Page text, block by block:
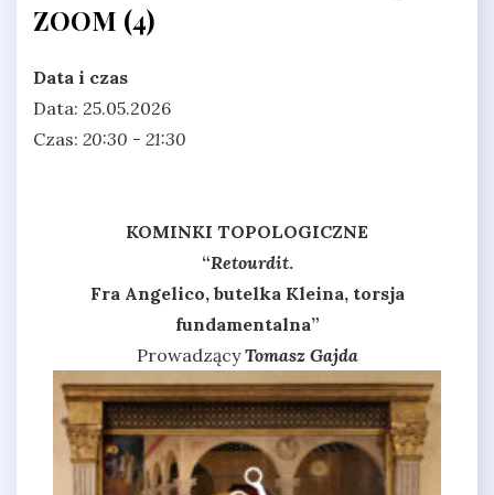
ZOOM (4)
Data i czas
Data: 25.05.2026
Czas: 20:30 - 21:30
KOMINKI TOPOLOGICZNE
“Retourdit.
Fra Angelico, butelka Kleina, torsja
fundamentalna”
ProwadzącyTomasz Gajda